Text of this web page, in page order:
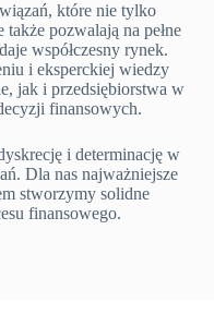
które nie tylko
także pozwalają na pełne
współczesny rynek.
i eksperckiej wiedzy
jak i przedsiębiorstwa w
finansowych.
i determinację w
Dla nas najważniejsze
stworzymy solidne
finansowego.